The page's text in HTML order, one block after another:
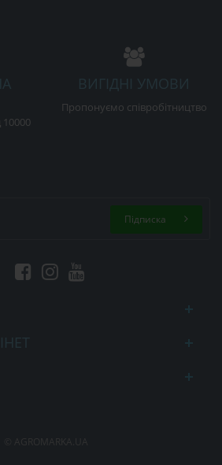
ВИГІДНІ УМОВИ
Пропонуємо співробітництво
Підписка
© AGROMARKA.UA